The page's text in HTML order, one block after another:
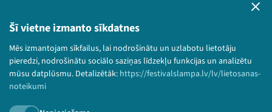
Šī vietne izmanto sīkdatnes
Mēs izmantojam sīkfailus, lai nodrošinātu un uzlabotu lietotāju
pieredzi, nodrošinātu sociālo saziņas līdzekļu funkcijas un analizētu
mūsu datplūsmu. Detalizētāk: https://festivalslampa.lv/lv/lietosanas-
noteikumi
Bērnu aizsardzības politika
© 2026 Sarunu festivāls LAMPA Visas tiesības
paturētas.